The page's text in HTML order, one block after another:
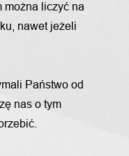
można liczyć na
nawet jeżeli
Państwo od
nas o tym